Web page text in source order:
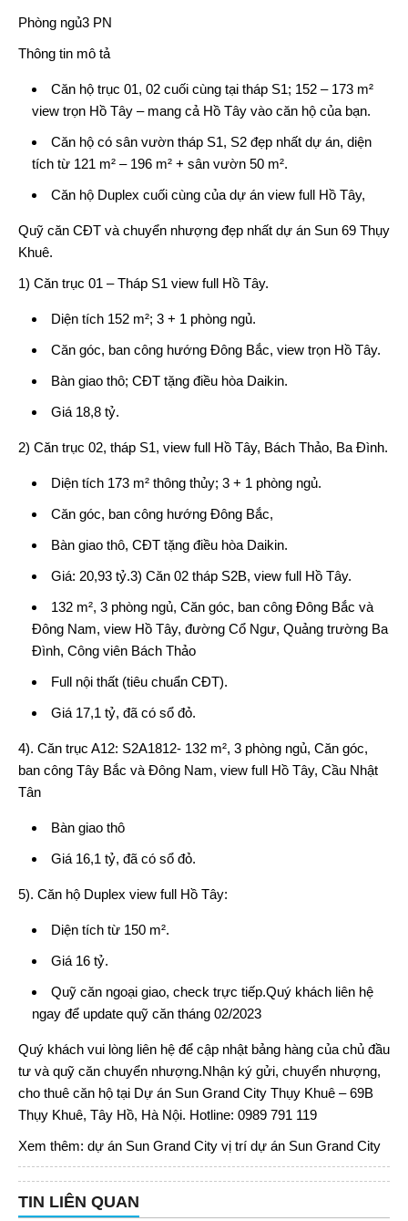
Phòng ngủ3 PN
Thông tin mô tả
Căn hộ trục 01, 02 cuối cùng tại tháp S1; 152 – 173 m²
view trọn Hồ Tây – mang cả Hồ Tây vào căn hộ của bạn.
Căn hộ có sân vườn tháp S1, S2 đẹp nhất dự án, diện
tích từ 121 m² – 196 m² + sân vườn 50 m².
Căn hộ Duplex cuối cùng của dự án view full Hồ Tây,
Quỹ căn CĐT và chuyển nhượng đẹp nhất dự án Sun 69 Thụy
Khuê.
1) Căn trục 01 – Tháp S1 view full Hồ Tây.
Diện tích 152 m²; 3 + 1 phòng ngủ.
Căn góc, ban công hướng Đông Bắc, view trọn Hồ Tây.
Bàn giao thô; CĐT tặng điều hòa Daikin.
Giá 18,8 tỷ.
2) Căn trục 02, tháp S1, view full Hồ Tây, Bách Thảo, Ba Đình.
Diện tích 173 m² thông thủy; 3 + 1 phòng ngủ.
Căn góc, ban công hướng Đông Bắc,
Bàn giao thô, CĐT tặng điều hòa Daikin.
Giá: 20,93 tỷ.3) Căn 02 tháp S2B, view full Hồ Tây.
132 m², 3 phòng ngủ, Căn góc, ban công Đông Bắc và
Đông Nam, view Hồ Tây, đường Cổ Ngư, Quảng trường Ba
Đình, Công viên Bách Thảo
Full nội thất (tiêu chuẩn CĐT).
Giá 17,1 tỷ, đã có sổ đỏ.
4). Căn trục A12: S2A1812- 132 m², 3 phòng ngủ, Căn góc,
ban công Tây Bắc và Đông Nam, view full Hồ Tây, Cầu Nhật
Tân
Bàn giao thô
Giá 16,1 tỷ, đã có sổ đỏ.
5). Căn hộ Duplex view full Hồ Tây:
Diện tích từ 150 m².
Giá 16 tỷ.
Quỹ căn ngoại giao, check trực tiếp.Quý khách liên hệ
ngay để update quỹ căn tháng 02/2023
Quý khách vui lòng liên hệ để cập nhật bảng hàng của chủ đầu
tư và quỹ căn chuyển nhượng.Nhận ký gửi, chuyển nhượng,
cho thuê căn hộ tại Dự án Sun Grand City Thụy Khuê – 69B
Thụy Khuê, Tây Hồ, Hà Nội. Hotline: 0989 791 119
Xem thêm: dự án Sun Grand City vị trí dự án Sun Grand City
TIN LIÊN QUAN